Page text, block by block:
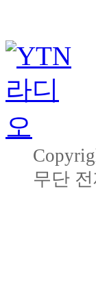
무단